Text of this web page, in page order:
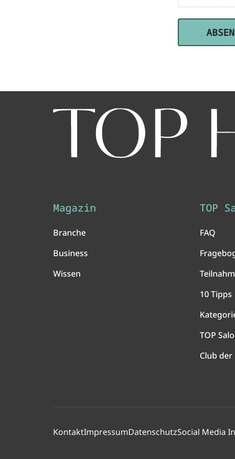
Magazin
Branche
Business
Wissen
TOP
FAQ
10 Tipps
TOP
Club der
KontaktImpressumDatenschutzSocial Media